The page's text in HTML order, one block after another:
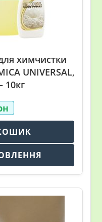
химчистки
UNIVERSAL,
10кг